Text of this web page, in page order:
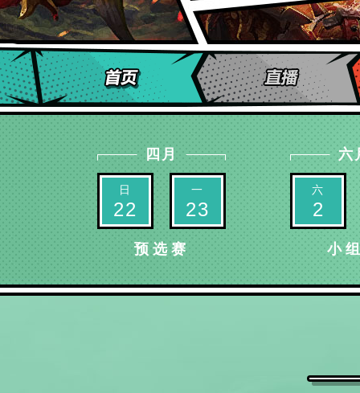
四月
日
22
一
23
预选赛
六
六
2
小